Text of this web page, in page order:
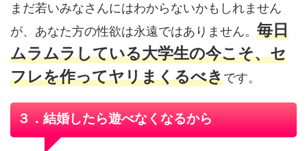
まだ若いみなさんにはわからないかもしれません
が、あなた方の性欲は永遠ではありません。 毎日
ムラムラしている大学生の今こそ、セ
フレを作ってヤリまくるべきです。
３．結婚したら遊べなくなるから